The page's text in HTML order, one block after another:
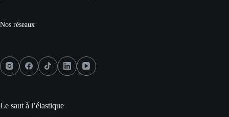
Nos réseaux
Le saut à l’élastique